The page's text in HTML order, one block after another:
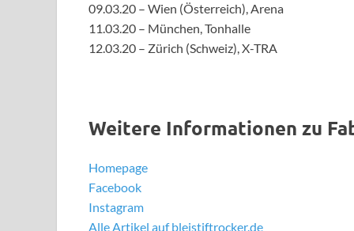
09.03.20 – Wien (Österreich), Arena
11.03.20 – München, Tonhalle
12.03.20 – Zürich (Schweiz), X-TRA
Weitere Informationen zu
Homepage
Facebook
Instagram
Alle Artikel auf bleistiftrocker.de